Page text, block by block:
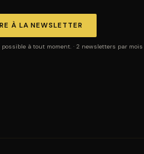
À LA NEWSLETTER
possible à tout moment. · 2 newsletters par mois